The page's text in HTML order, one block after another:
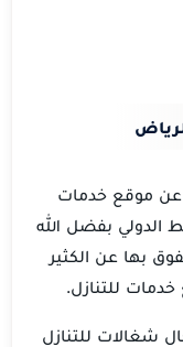
عن موقع خدمات
الدولي بفضل الله
بها عن الكثير
للتنازل.
شغالات للتنازل